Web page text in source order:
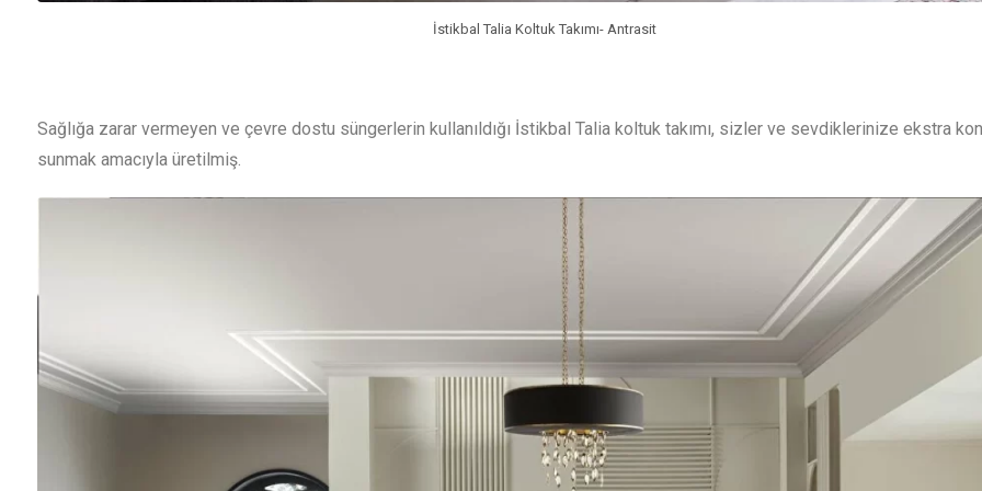
İstikbal Talia Koltuk Takımı- Antrasit
Sağlığa zarar vermeyen ve çevre dostu süngerlerin kullanıldığı İstikbal Talia koltuk takımı, sizler ve sevdiklerinize ekstra
sunmak amacıyla üretilmiş.